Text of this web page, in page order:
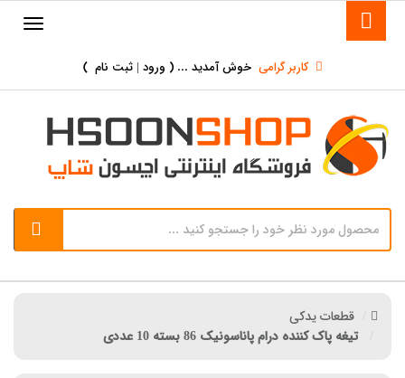
کاربر گرامی خوش آمدید ... ( ورود | ثبت نام )
قطعات یدکی
تیغه پاک کننده درام پاناسونیک 86 بسته 10 عددی